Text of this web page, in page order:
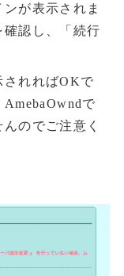
が表示されま
認し、「続行
されればOKで
で
のでご注意く